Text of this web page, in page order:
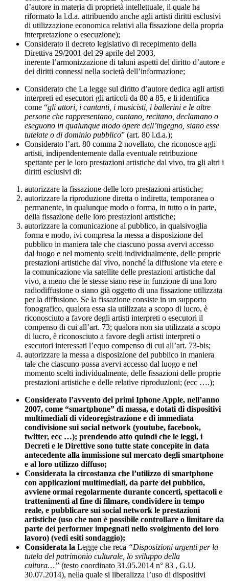
d’autore in materia di proprietà intellettuale, il quale ha
riformato la l.d.a. attribuendo anche agli artisti diritti esclusivi
di utilizzazione economica relativi alla fissazione della propria
interpretazione o esecuzione);
Considerato il decreto legislativo di recepimento della
Direttiva 29/2001 del 29 aprile del 2003,
inerente l’armonizzazione di taluni aspetti del diritto d’autore e
dei diritti connessi nella società dell’informazione;
Considerato che La legge sul diritto d’autore dedica agli artisti
interpreti ed esecutori gli articoli da 80 a 85, e li identifica
come “gli attori, i cantanti, i musicisti, i ballerini e le altre
persone che rappresentano, cantano, recitano, declamano o
eseguono in qualunque modo opere dell’ingegno, siano esse
tutelate o di dominio pubblico” (art. 80 l.d.a.);
Considerato l’art. 80 comma 2 novellato, che riconosce agli
artisti, indipendentemente dalla eventuale retribuzione
spettante per le loro prestazioni artistiche dal vivo, tra gli altri i
diritti esclusivi di:
autorizzare la fissazione delle loro prestazioni artistiche;
autorizzare la riproduzione diretta o indiretta, temporanea o
permanente, in qualunque modo o forma, in tutto o in parte,
della fissazione delle loro prestazioni artistiche;
autorizzare la comunicazione al pubblico, in qualsivoglia
forma e modo, ivi compresa la messa a disposizione del
pubblico in maniera tale che ciascuno possa avervi accesso
dal luogo e nel momento scelti individualmente, delle proprie
prestazioni artistiche dal vivo, nonché la diffusione via etere e
la comunicazione via satellite delle prestazioni artistiche dal
vivo, a meno che le stesse siano rese in funzione di una loro
radiodiffusione o siano già oggetto di una fissazione utilizzata
per la diffusione. Se la fissazione consiste in un supporto
fonografico, qualora essa sia utilizzata a scopo di lucro, è
riconosciuto a favore degli artisti interpreti o esecutori il
compenso di cui all’art. 73; qualora non sia utilizzata a scopo
di lucro, è riconosciuto a favore degli artisti interpreti o
esecutori interessati l’equo compenso di cui all’art. 73-bis;
autorizzare la messa a disposizione del pubblico in maniera
tale che ciascuno possa avervi accesso dal luogo e nel
momento scelti individualmente, delle fissazioni delle proprie
prestazioni artistiche e delle relative riproduzioni; (ecc ….);
Considerato l’avvento dei primi Iphone Apple, nell’anno
2007, come “smartphone” di massa, e dotati di dispositivi
multimediali di videoregistrazione e di immediata
condivisione sui social network (youtube, facebook,
twitter, ecc …); prendendo atto quindi che le leggi, i
Decreti e le Direttive sono tutte state concepite in data
antecedente alla immissione sul mercato degli smartphone
e al loro utilizzo diffuso;
Considerata la circostanza che l’utilizzo di smartphone
con applicazioni multimediali, da parte del pubblico,
avviene ormai regolarmente durante concerti, spettacoli e
trattenimenti al fine di filmare, condividere in tempo
reale, e pubblicare sui social network le prestazioni
artistiche (uso che non è possibile controllare o limitare da
parte dei performer impegnati nello svolgimento del loro
lavoro) (vedi esiti sondaggio);
Considerata la Legge che reca “Disposizioni urgenti per la
tutela del patrimonio culturale, lo sviluppo della
cultura…” (testo coordinato 31.05.2014 n° 83 , G.U.
30.07.2014), nella quale si liberalizza l’uso di dispositivi